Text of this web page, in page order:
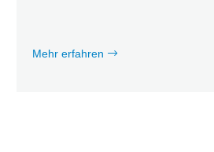
Mehr erfahren